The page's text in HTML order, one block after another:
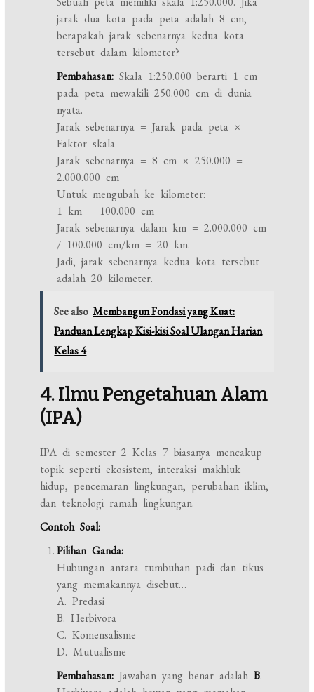
jarak dua kota pada peta adalah 8 cm,
berapakah jarak sebenarnya kedua kota
tersebut dalam kilometer?
Pembahasan: Skala 1:250.000 berarti 1 cm
pada peta mewakili 250.000 cm di dunia
nyata.
Jarak sebenarnya = Jarak pada peta ×
Faktor skala
Jarak sebenarnya = 8 cm × 250.000 =
2.000.000 cm
Untuk mengubah ke kilometer:
1 km = 100.000 cm
Jarak sebenarnya dalam km = 2.000.000 cm
/ 100.000 cm/km = 20 km.
Jadi, jarak sebenarnya kedua kota tersebut
adalah 20 kilometer.
See also Membangun Fondasi yang Kuat:
Panduan Lengkap Kisi-kisi Soal Ulangan Harian
Kelas 4
4. Ilmu Pengetahuan Alam
(IPA)
IPA di semester 2 Kelas 7 biasanya mencakup
topik seperti ekosistem, interaksi makhluk
hidup, pencemaran lingkungan, perubahan iklim,
dan teknologi ramah lingkungan.
Contoh Soal:
Pilihan Ganda:
Hubungan antara tumbuhan padi dan tikus
yang memakannya disebut…
A. Predasi
B. Herbivora
C. Komensalisme
D. Mutualisme
Pembahasan: Jawaban yang benar adalahB.